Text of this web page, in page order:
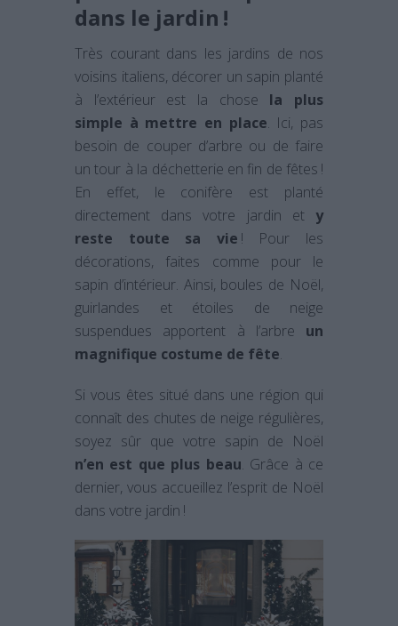
dans le jardin !
Très courant dans les jardins de nos
voisins italiens, décorer un sapin planté
à l’extérieur est la chose la plus
simple à mettre en place. Ici, pas
besoin de couper d’arbre ou de faire
un tour à la déchetterie en fin de fêtes !
En effet, le conifère est planté
directement dans votre jardin et y
reste toute sa vie ! Pour les
décorations, faites comme pour le
sapin d’intérieur. Ainsi, boules de Noël,
guirlandes et étoiles de neige
suspendues apportent à l’arbre un
magnifique costume de fête.
Si vous êtes situé dans une région qui
connaît des chutes de neige régulières,
soyez sûr que votre sapin de Noël
n’en est que plus beau. Grâce à ce
dernier, vous accueillez l’esprit de Noël
dans votre jardin !